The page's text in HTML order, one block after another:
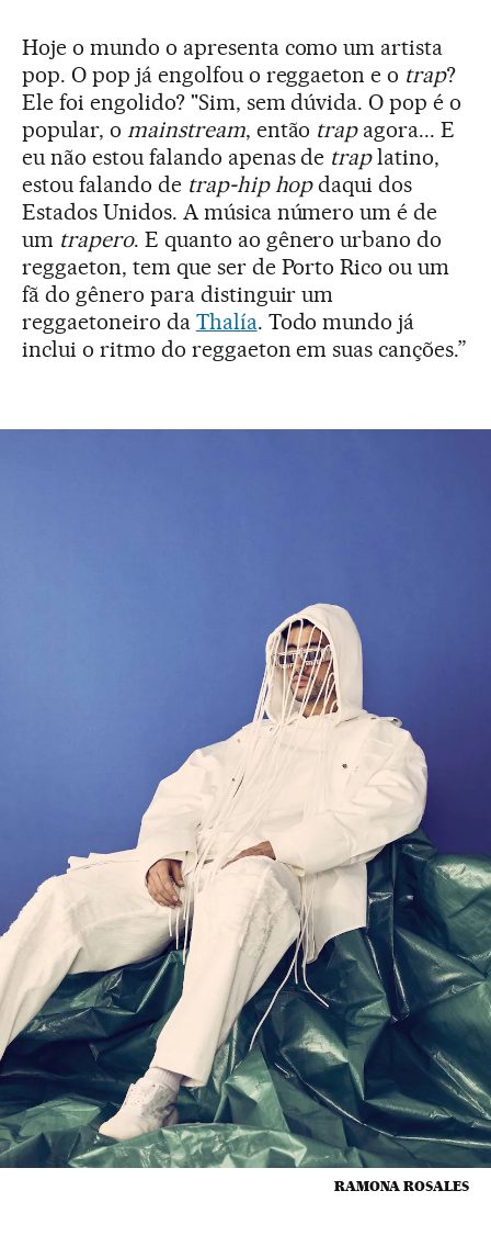
Hoje o mundo o apresenta como um artista
pop. O pop já engolfou o reggaeton e o trap?
Ele foi engolido? "Sim, sem dúvida. O pop é o
popular, o mainstream, então trapagora... E
eu não estou falando apenas de traplatino,
estou falando de trap-hip hopdaqui dos
Estados Unidos. A música número um é de
um trapero. E quanto ao gênero urbano do
reggaeton, tem que ser de Porto Rico ou um
fã do gênero para distinguir um
reggaetoneiro da Thalía. Todo mundo já
inclui o ritmo do reggaeton em suas canções.”
RAMONA ROSALES